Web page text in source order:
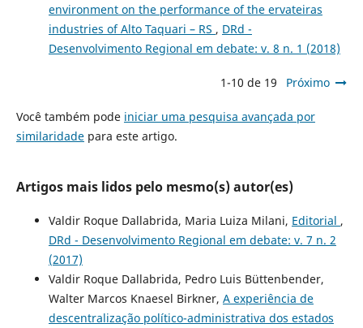
environment on the performance of the ervateiras
industries of Alto Taquari – RS , DRd -
Desenvolvimento Regional em debate: v. 8 n. 1 (2018)
1-10 de 19 Próximo
Você também pode iniciar uma pesquisa avançada por
similaridadepara este artigo.
Artigos mais lidos pelo mesmo(s) autor(es)
Valdir Roque Dallabrida, Maria Luiza Milani, Editorial ,
DRd - Desenvolvimento Regional em debate: v. 7 n. 2
(2017)
Valdir Roque Dallabrida, Pedro Luis Büttenbender,
Walter Marcos Knaesel Birkner, A experiência de
descentralização político-administrativa dos estados